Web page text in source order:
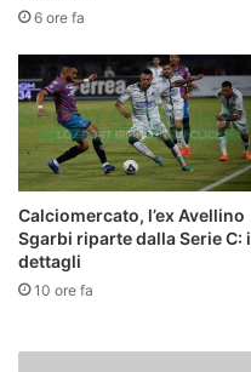
6 ore fa
Calciomercato, l’ex Avellino
Sgarbi riparte dalla Serie C: i
dettagli
10 ore fa